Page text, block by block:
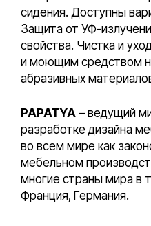
сидения. Доступны
Защита от УФ-
свойства. Чистка и
и моющим средством
абразивных
PAPATYA – ведущий
разработке дизайна
во всем мире как
мебельном
многие страны мира в
Франция, Германия.